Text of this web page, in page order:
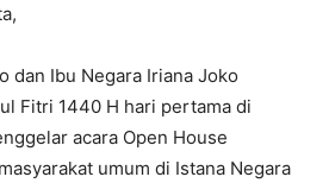
dan Ibu Negara Iriana Joko
Fitri 1440 H hari pertama di
acara Open House
umum di Istana Negara